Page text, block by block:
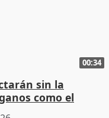
00:34
sin la
como el